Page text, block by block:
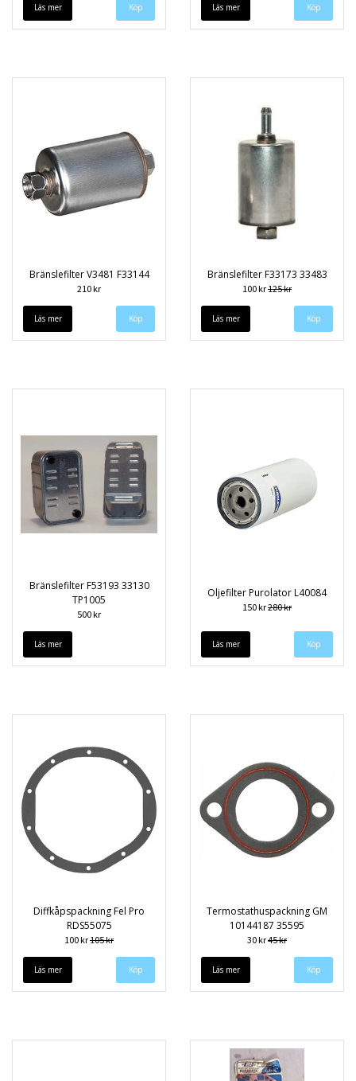
Läs mer Läs mer
Bränslefilter V3481 F33144
210 kr
Läs mer
Bränslefilter F33173 33483
100 kr125 kr
Läs mer
Bränslefilter F53193 33130
TP1005
500 kr
Läs mer
Oljefilter Purolator L40084
150 kr280 kr
Läs mer
Diffkåpspackning Fel Pro
RDS55075
100 kr105 kr
Läs mer
Termostathuspackning GM
10144187 35595
30 kr45 kr
Läs mer